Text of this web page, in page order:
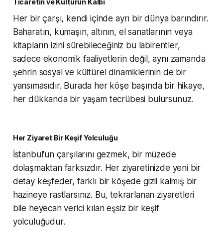
Ticaretin ve Kültürün Kalbi
Her bir çarşı, kendi içinde ayrı bir dünya barındırır.
Baharatın, kumaşın, altının, el sanatlarının veya
kitapların izini sürebileceğiniz bu labirentler,
sadece ekonomik faaliyetlerin değil, aynı zamanda
şehrin sosyal ve kültürel dinamiklerinin de bir
yansımasıdır. Burada her köşe başında bir hikaye,
her dükkanda bir yaşam tecrübesi bulursunuz.
Her Ziyaret Bir Keşif Yolculuğu
İstanbul'un çarşılarını gezmek, bir müzede
dolaşmaktan farksızdır. Her ziyaretinizde yeni bir
detay keşfeder, farklı bir köşede gizli kalmış bir
hazineye rastlarsınız. Bu, tekrarlanan ziyaretleri
bile heyecan verici kılan eşsiz bir keşif
yolculuğudur.